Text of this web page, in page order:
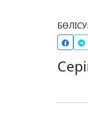
БӨЛІСУ: